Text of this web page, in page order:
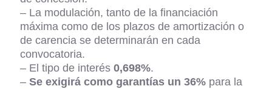
– La modulación, tanto de la financiación
máxima como de los plazos de amortización o
de carencia se determinarán en cada
convocatoria.
– El tipo de interés 0,698%.
– Se exigirá como garantías un 36% para la